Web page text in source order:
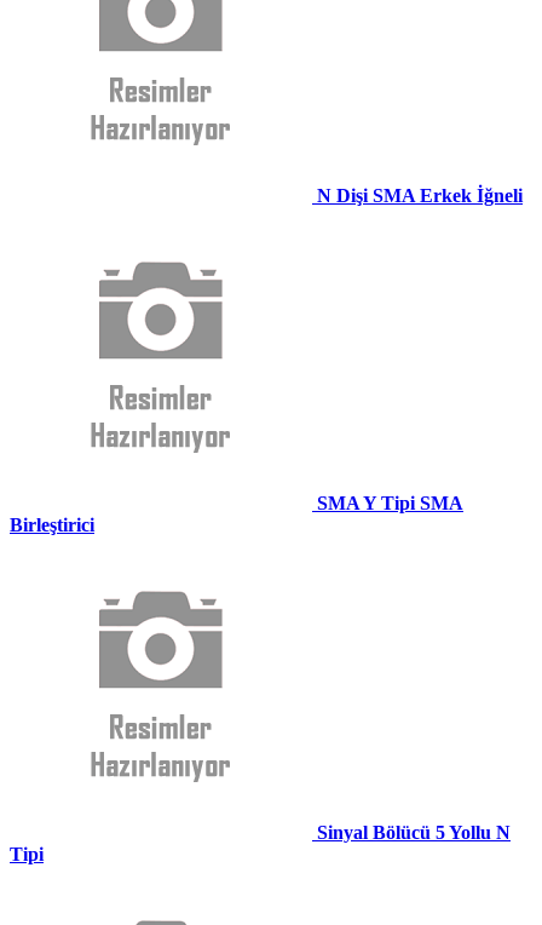
N Dişi SMA Erkek İğneli
SMA Y Tipi SMA
Birleştirici
Sinyal Bölücü 5 Yollu N
Tipi